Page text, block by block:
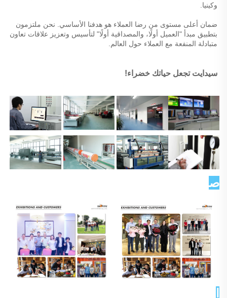
وكينيا.
متبادلة المنفعة مع العملاء حول العالم.
سيدايت تجعل حياتك خضراء!
صورة العميل